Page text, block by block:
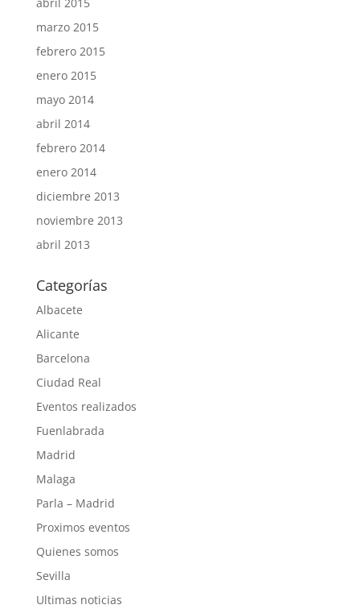
marzo 2015
febrero 2015
enero 2015
mayo 2014
abril 2014
febrero 2014
enero 2014
diciembre 2013
noviembre 2013
abril 2013
Categorías
Albacete
Alicante
Barcelona
Ciudad Real
Eventos realizados
Fuenlabrada
Madrid
Malaga
Parla – Madrid
Proximos eventos
Quienes somos
Sevilla
Ultimas noticias